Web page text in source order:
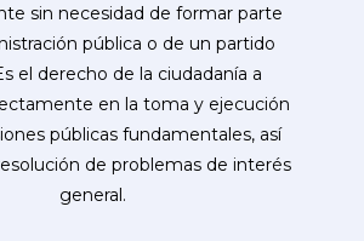
sin necesidad de formar parte
pública o de un partido
el derecho de la ciudadanía a
en la toma y ejecución
públicas fundamentales, así
de problemas de interés
general.